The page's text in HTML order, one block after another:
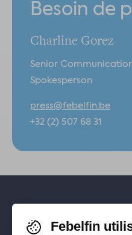
Besoin de
Charline Gorez
Senior
Spokesperson
press@febelfin.be
+32 (2) 507 68 31
Pour rester
Febelfin